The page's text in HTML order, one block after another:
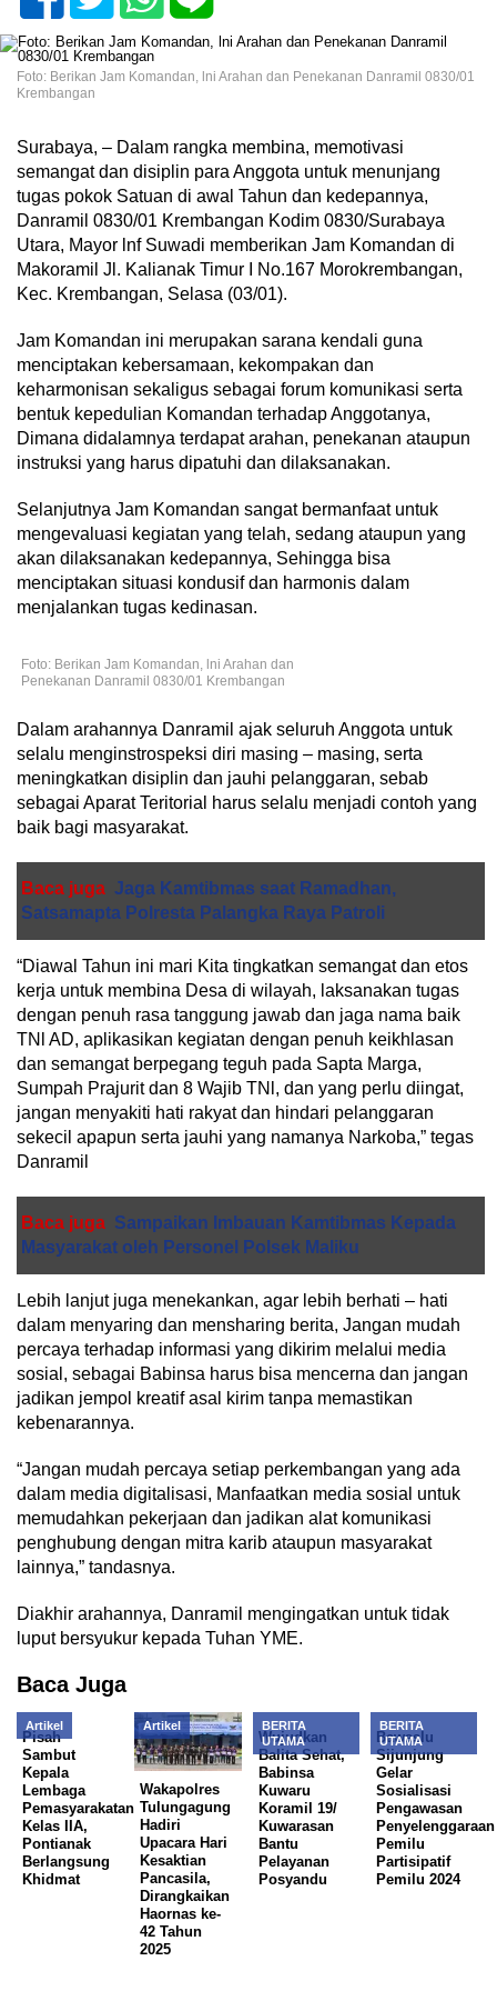
Foto: Berikan Jam Komandan, lni Arahan dan Penekanan Danramil 0830/01
Krembangan
Surabaya, – Dalam rangka membina, memotivasi
semangat dan disiplin para Anggota untuk menunjang
tugas pokok Satuan di awal Tahun dan kedepannya,
Danramil 0830/01 Krembangan Kodim 0830/Surabaya
Utara, Mayor lnf Suwadi memberikan Jam Komandan di
Makoramil Jl. Kalianak Timur I No.167 Morokrembangan,
Kec. Krembangan, Selasa (03/01).
Jam Komandan ini merupakan sarana kendali guna
menciptakan kebersamaan, kekompakan dan
keharmonisan sekaligus sebagai forum komunikasi serta
bentuk kepedulian Komandan terhadap Anggotanya,
Dimana didalamnya terdapat arahan, penekanan ataupun
instruksi yang harus dipatuhi dan dilaksanakan.
Selanjutnya Jam Komandan sangat bermanfaat untuk
mengevaluasi kegiatan yang telah, sedang ataupun yang
akan dilaksanakan kedepannya, Sehingga bisa
menciptakan situasi kondusif dan harmonis dalam
menjalankan tugas kedinasan.
Foto: Berikan Jam Komandan, lni Arahan dan
Penekanan Danramil 0830/01 Krembangan
Dalam arahannya Danramil ajak seluruh Anggota untuk
selalu menginstrospeksi diri masing – masing, serta
meningkatkan disiplin dan jauhi pelanggaran, sebab
sebagai Aparat Teritorial harus selalu menjadi contoh yang
baik bagi masyarakat.
Baca juga Jaga Kamtibmas saat Ramadhan,
Satsamapta Polresta Palangka Raya Patroli
“Diawal Tahun ini mari Kita tingkatkan semangat dan etos
kerja untuk membina Desa di wilayah, laksanakan tugas
dengan penuh rasa tanggung jawab dan jaga nama baik
TNl AD, aplikasikan kegiatan dengan penuh keikhlasan
dan semangat berpegang teguh pada Sapta Marga,
Sumpah Prajurit dan 8 Wajib TNl, dan yang perlu diingat,
jangan menyakiti hati rakyat dan hindari pelanggaran
sekecil apapun serta jauhi yang namanya Narkoba,” tegas
Danramil
Baca juga Sampaikan Imbauan Kamtibmas Kepada
Masyarakat oleh Personel Polsek Maliku
Lebih lanjut juga menekankan, agar lebih berhati – hati
dalam menyaring dan mensharing berita, Jangan mudah
percaya terhadap informasi yang dikirim melalui media
sosial, sebagai Babinsa harus bisa mencerna dan jangan
jadikan jempol kreatif asal kirim tanpa memastikan
kebenarannya.
“Jangan mudah percaya setiap perkembangan yang ada
dalam media digitalisasi, Manfaatkan media sosial untuk
memudahkan pekerjaan dan jadikan alat komunikasi
penghubung dengan mitra karib ataupun masyarakat
lainnya,” tandasnya.
Diakhir arahannya, Danramil mengingatkan untuk tidak
luput bersyukur kepada Tuhan YME.
Baca Juga
Artikel
Pisah
Sambut
Kepala
Lembaga
Pemasyarakatan
Kelas IIA,
Pontianak
Berlangsung
Khidmat
Artikel
Wakapolres
Tulungagung
Hadiri
Upacara Hari
Kesaktian
Pancasila,
Dirangkaikan
Haornas ke-
42 Tahun
2025
BERITA
UTAMA
Wujudkan
Balita Sehat,
Babinsa
Kuwaru
Koramil 19/
Kuwarasan
Bantu
Pelayanan
Posyandu
BERITA
UTAMA
Bawaslu
Sijunjung
Gelar
Sosialisasi
Pengawasan
Penyelenggaraan
Pemilu
Partisipatif
Pemilu 2024